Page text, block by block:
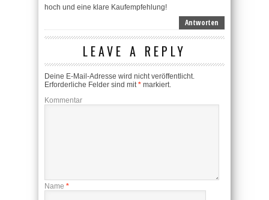
hoch und eine klare Kaufempfehlung!
Antworten
LEAVE A REPLY
Deine E-Mail-Adresse wird nicht veröffentlicht.
Erforderliche Felder sind mit * markiert.
Kommentar
Name *